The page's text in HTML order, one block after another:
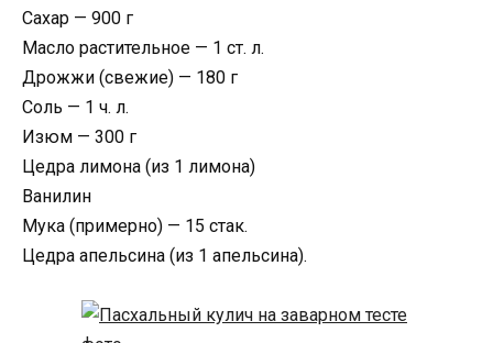
Сахар — 900 г
Масло растительное — 1 ст. л.
Дрожжи (свежие) — 180 г
Соль — 1 ч. л.
Изюм — 300 г
Цедра лимона (из 1 лимона)
Ванилин
Мука (примерно) — 15 стак.
Цедра апельсина (из 1 апельсина).